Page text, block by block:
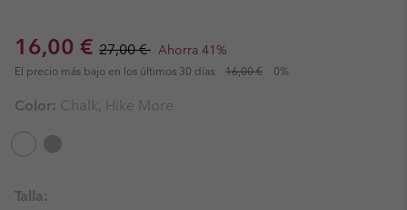
Sale price:
16,00 € Regular price:
27,00 € Ahorra 41%
El precio más bajo en los últimos 30 días: 16,00 € 0%
Color: Chalk, Hike More
Talla: